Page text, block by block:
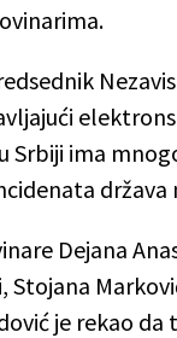
Srbiji ima
država
Dejana
Stojana
je rekao